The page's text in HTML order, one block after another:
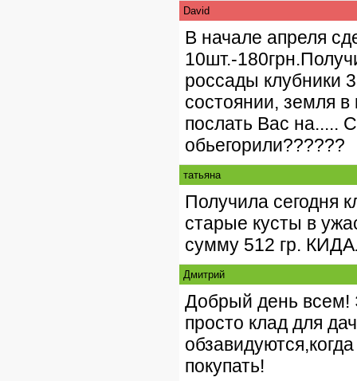
David
В начале апреля
10шт.-
россады клубники
состоянии, земля в
послать Вас на.....
обьегорили??????
татьяна
Получила сегодня
старые кусты в
сумму 512 гр.
Дмитрий
Добрый день всем!
просто клад для
покупать!